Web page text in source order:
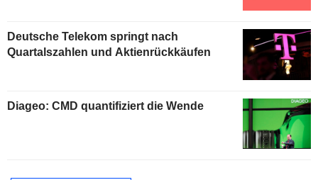
Deutsche Telekom springt nach
Quartalszahlen und Aktienrückkäufen
Diageo: CMD quantifiziert die Wende